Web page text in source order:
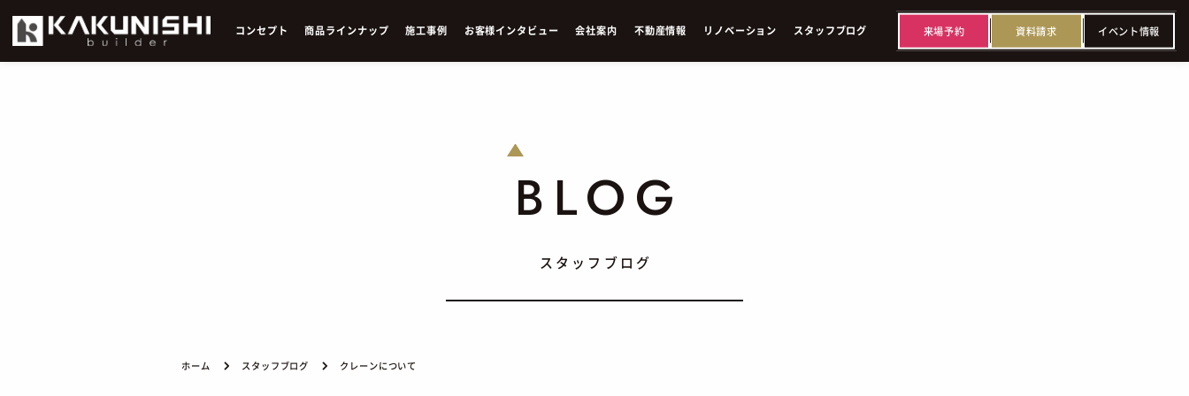
来場予約 資料請求 イベン ト情報
コンセプ ト 商品ラインナップ 施工事例 お客様インタビュー 会社案内 不動産情報 リ ノベーショ ン スタッフブログ
BLOG
スタッフブログ
ホーム スタッフブログ クレーンについて